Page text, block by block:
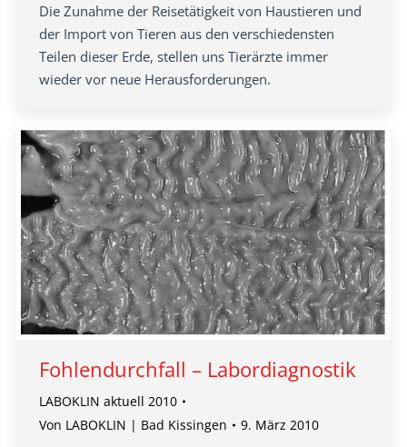
Die Zunahme der Reisetätigkeit von Haustieren und
der Import von Tieren aus den verschiedensten
Teilen dieser Erde, stellen uns Tierärzte immer
wieder vor neue Herausforderungen.
Fohlendurchfall – Labordiagnostik
LABOKLIN aktuell 2010
Von LABOKLIN | Bad Kissingen 9. März 2010